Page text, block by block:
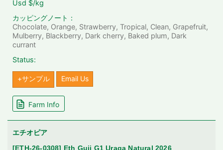
Usd $/kg
カッピングノート：
Chocolate, Orange, Strawberry, Tropical, Clean, Grapefruit,
Mulberry, Blackberry, Dark cherry, Baked plum, Dark
currant
Status:
+サンプル Email Us
Farm Info
エチオピア
[ETH-26-0308] Eth Guji G1 Uraga Natural 2026